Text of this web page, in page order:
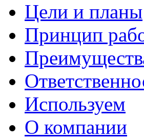
Цели и планы
Принцип
Используем
О компании